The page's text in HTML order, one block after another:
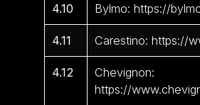
4.10 Bylmo: https://
4.11 Carestino: https://
4.12
Chevignon:
https://